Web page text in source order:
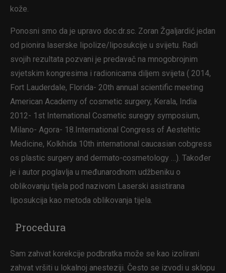
kože.
Ponosni smo da je upravo doc.dr.sc. Zoran Žgaljardić jedan
od pionira laserske lipolize/liposukcije u svijetu. Radi
svojih rezultata pozvani je predavač na mnogobrojnim
svjetskim kongresima i radionicama diljem svijeta ( 2014,
Fort Lauderdale, Florida- 20th annual scientific meeting
American Academy of cosmetic surgery, Kerala, India
2012- 1st International Cosmetic suregry symposium,
Milano- Agora- 18.International Congress of Aestehtic
Medicine, Kolkhida 10th international caucasian cobgress
os plastic surgery and dermato-cosmetology …). Također
je i autor poglavlja u međunarodnom udžbeniku o
oblikovanju tijela pod nazivom Laserski asistirana
liposukcija kao metoda oblikovanja tijela.
Procedura
Sam zahvat korekcije podbratka može se kao izolirani
zahvat vršiti u lokalnoj anesteziji. Često se izvodi u sklopu